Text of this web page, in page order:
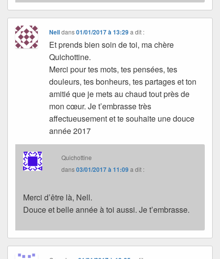
Nelldans01/01/2017 à 13:29 a dit :
Et prends bien soin de toi, ma chère
Quichottine.
Merci pour tes mots, tes pensées, tes
douleurs, tes bonheurs, tes partages et ton
amitié que je mets au chaud tout près de
mon cœur. Je t’embrasse très
affectueusement et te souhaite une douce
année 2017
Quichottine
dans03/01/2017 à 11:09a dit :
Merci d’être là, Nell.
Douce et belle année à toi aussi. Je t’embrasse.